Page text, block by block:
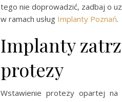
tego nie doprowadzić, zadbaj o
w ramach usług Implanty Poznań.
Implanty
protezy
Wstawienie protezy opartej na